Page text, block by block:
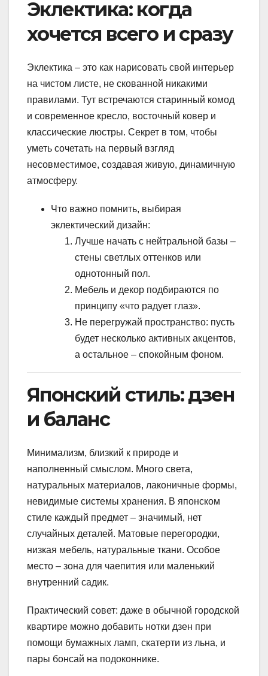
Эклектика: когда
хочется всего и сразу
Эклектика – это как нарисовать свой интерьер
на чистом листе, не скованной никакими
правилами. Тут встречаются старинный комод
и современное кресло, восточный ковер и
классические люстры. Секрет в том, чтобы
уметь сочетать на первый взгляд
несовместимое, создавая живую, динамичную
атмосферу.
Что важно помнить, выбирая
эклектический дизайн:
Лучше начать с нейтральной базы –
стены светлых оттенков или
однотонный пол.
Мебель и декор подбираются по
принципу «что радует глаз».
Не перегружай пространство: пусть
будет несколько активных акцентов,
а остальное – спокойным фоном.
Японский стиль: дзен
и баланс
Минимализм, близкий к природе и
наполненный смыслом. Много света,
натуральных материалов, лаконичные формы,
невидимые системы хранения. В японском
стиле каждый предмет – значимый, нет
случайных деталей. Матовые перегородки,
низкая мебель, натуральные ткани. Особое
место – зона для чаепития или маленький
внутренний садик.
Практический совет: даже в обычной городской
квартире можно добавить нотки дзен при
помощи бумажных ламп, скатерти из льна, и
пары бонсай на подоконнике.